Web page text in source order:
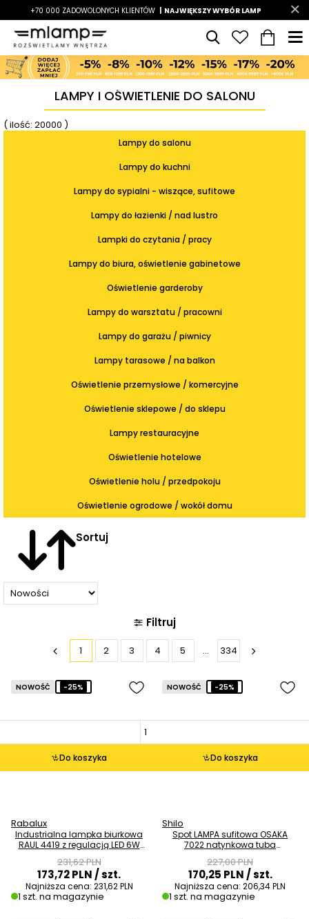
-7% LATO7
+70 000 ZADOWOLONYCH KLIENTÓW | NAJWIĘKSZY WYBÓR LAMP
| |
LAMPY I OŚWIETLENIE DO SALONU
( ilość: 20000 )
Lampy do salonu
Lampy do kuchni
Lampy do sypialni - wiszące, sufitowe
Lampy do łazienki / nad lustro
Lampki do czytania / pracy
Lampy do biura, oświetlenie gabinetowe
Oświetlenie garderoby
Lampy do warsztatu / pracowni
Lampy do garażu / piwnicy
Lampy tarasowe / na balkon
Oświetlenie przemysłowe / komercyjne
Oświetlenie sklepowe / do sklepu
Lampy restauracyjne
Oświetlenie hotelowe
Oświetlenie holu / przedpokoju
Oświetlenie ogrodowe / wokół domu
Sortuj
Filtruj
1 2 3 4 5 ... 334
Do koszyka
NOWOŚĆ -25%
Rabalux
Industrialna lampka biurkowa
RAUL 4419 z regulacją LED 6W
231,62 PLN
173,72 PLN/ szt.
Najniższa cena: 231,62 PLN
1 szt. na magazynie
Do koszyka
NOWOŚĆ -25%
Shilo
Spot LAMPA sufitowa OSAKA
7022 natynkowa tuba
227,00 PLN
170,25 PLN/ szt.
Najniższa cena: 206,34 PLN
1 szt. na magazynie